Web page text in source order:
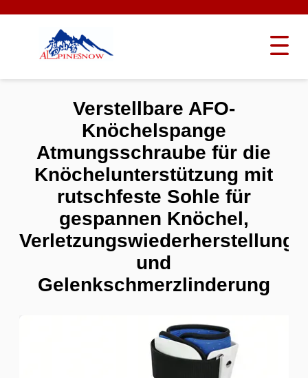
Verstellbare AFO-
Knöchelspange
Atmungsschraube für die
Knöchelunterstützung mit
rutschfeste Sohle für
gespannen Knöchel,
Verletzungswiederherstellung
und
Gelenkschmerzlinderung